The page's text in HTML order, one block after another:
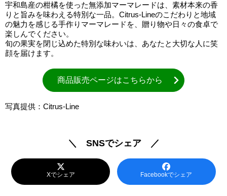
宇和島産の柑橘を使った無添加マーマレードは、素材本来の香
りと旨みを味わえる特別な一品。Citrus-Lineのこだわりと地域
の魅力を感じる手作りマーマレードを、贈り物や日々の食卓で
楽しんでください。
旬の果実を閉じ込めた特別な味わいは、あなたと大切な人に笑
顔を届けます。
商品販売ページはこちらから
写真提供：Citrus-Line
＼ SNSでシェア ／
Xでシェア Facebookでシェア